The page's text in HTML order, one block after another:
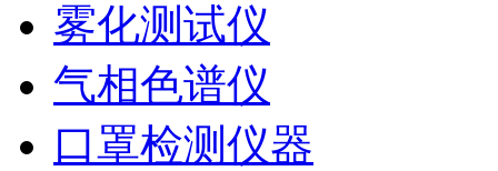
雾化测试仪
气相色谱仪
口罩检测仪器